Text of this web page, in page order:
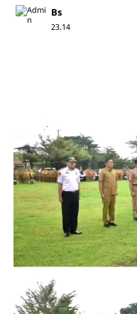
Bs
23.14